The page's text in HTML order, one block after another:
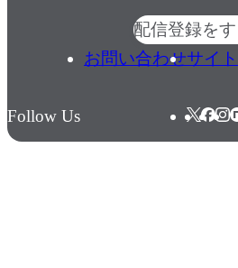
配信登録をす
お問い合わせサイ
Follow Us